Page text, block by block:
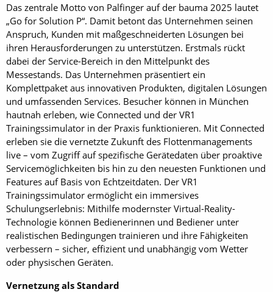
Das zentrale Motto von Palfinger auf der bauma 2025 lautet
„Go for Solution P“. Damit betont das Unternehmen seinen
Anspruch, Kunden mit maßgeschneiderten Lösungen bei
ihren Herausforderungen zu unterstützen. Erstmals rückt
dabei der Service-Bereich in den Mittelpunkt des
Messestands. Das Unternehmen präsentiert ein
Komplettpaket aus innovativen Produkten, digitalen Lösungen
und umfassenden Services. Besucher können in München
hautnah erleben, wie Connected und der VR1
Trainingssimulator in der Praxis funktionieren. Mit Connected
erleben sie die vernetzte Zukunft des Flottenmanagements
live – vom Zugriff auf spezifische Gerätedaten über proaktive
Servicemöglichkeiten bis hin zu den neuesten Funktionen und
Features auf Basis von Echtzeitdaten. Der VR1
Trainingssimulator ermöglicht ein immersives
Schulungserlebnis: Mithilfe modernster Virtual-Reality-
Technologie können Bedienerinnen und Bediener unter
realistischen Bedingungen trainieren und ihre Fähigkeiten
verbessern – sicher, effizient und unabhängig vom Wetter
oder physischen Geräten.
Vernetzung als Standard